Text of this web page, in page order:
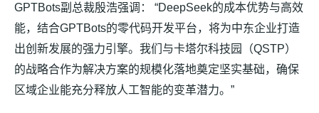
GPTBots副总裁殷浩强调： “DeepSeek的成本优势与高效
能，结合GPTBots的零代码开发平台，将为中东企业打造
出创新发展的强力引擎。我们与卡塔尔科技园（QSTP）
的战略合作为解决方案的规模化落地奠定坚实基础，确保
区域企业能充分释放人工智能的变革潜力。”